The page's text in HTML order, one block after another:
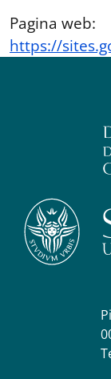
Pagina web:
https://